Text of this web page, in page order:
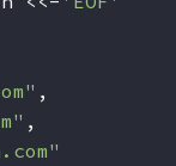
,
,